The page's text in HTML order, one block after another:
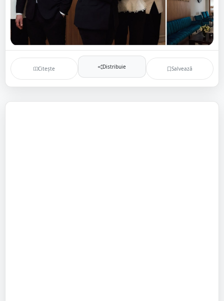
Citește Distribuie Salvează